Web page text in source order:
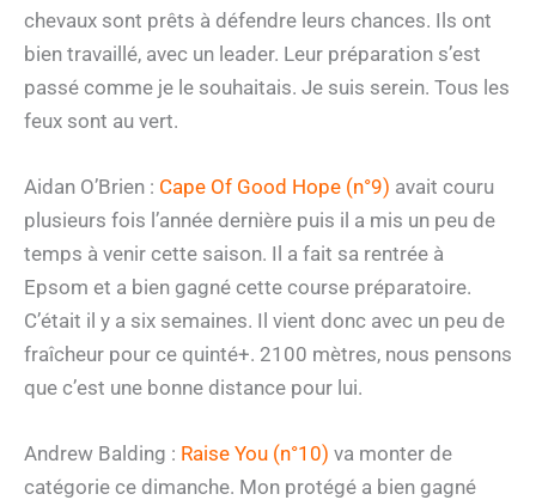
chevaux sont prêts à défendre leurs chances. Ils ont
bien travaillé, avec un leader. Leur préparation s’est
passé comme je le souhaitais. Je suis serein. Tous les
feux sont au vert.
Aidan O’Brien : Cape Of Good Hope (n°9) avait couru
plusieurs fois l’année dernière puis il a mis un peu de
temps à venir cette saison. Il a fait sa rentrée à
Epsom et a bien gagné cette course préparatoire.
C’était il y a six semaines. Il vient donc avec un peu de
fraîcheur pour ce quinté+. 2100 mètres, nous pensons
que c’est une bonne distance pour lui.
Andrew Balding : Raise You (n°10) va monter de
catégorie ce dimanche. Mon protégé a bien gagné